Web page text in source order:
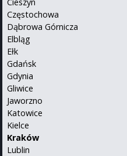
Częstochowa
Dąbrowa Górnicza
Elbląg
Ełk
Gdańsk
Gdynia
Gliwice
Jaworzno
Katowice
Kielce
Kraków
Lublin